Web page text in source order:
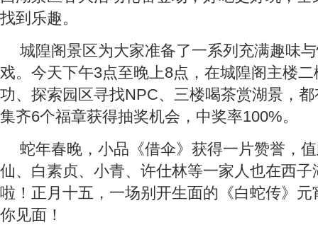
找到乐趣。
城隍阁景区为大家准备了一系列充满趣味与
戏。今天下午3点至晚上8点，在城隍阁主楼
功、探索园区寻找NPC、三楼喝茶赏湖景，
集齐6个福章获得抽奖机会，中奖率100%。
蛇年春晚，小品《借伞》获得一片赞誉，
仙、白素贞、小青、许仕林等一家人也在西
啦！正月十五，一场别开生面的《白蛇传》
你见面！